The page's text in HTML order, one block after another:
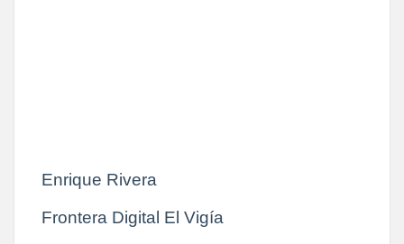
Enrique Rivera
Frontera Digital El Vigía